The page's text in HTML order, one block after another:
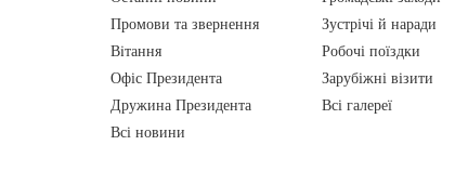
Промови та звернення
Вiтання
Офіс Президента
Дружина Президента
Всі новини
Зустрічі й наради
Робочі поїздки
Зарубіжні візити
Всі галереї